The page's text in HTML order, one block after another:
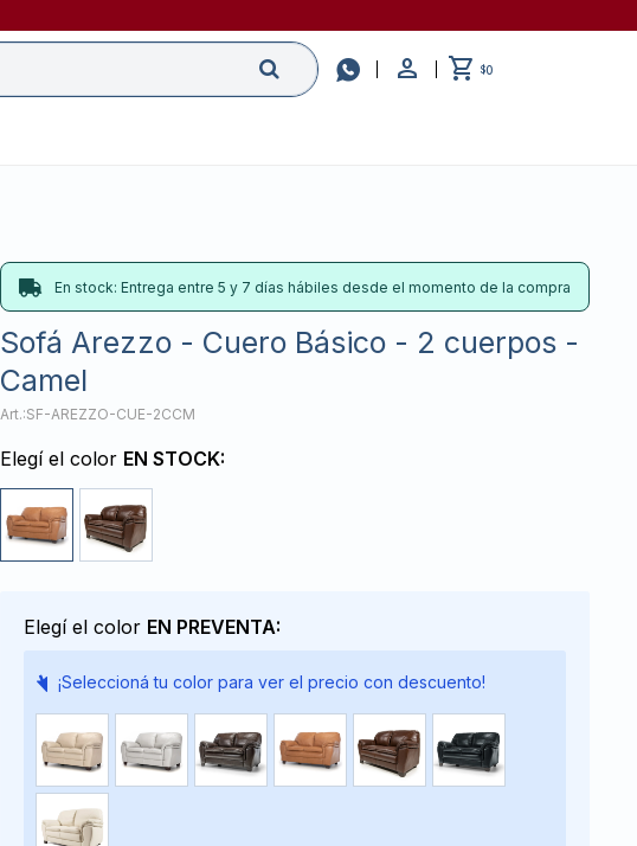
 $0
En stock: Entrega entre 5 y 7 días hábiles desde el momento de la compra
Sofá Arezzo - Cuero Básico - 2 cuerpos -
Camel
SF-AREZZO-CUE-2CCM
Elegí el color EN STOCK:
Elegí el color EN PREVENTA:
¡Seleccioná tu color para ver el precio con descuento!